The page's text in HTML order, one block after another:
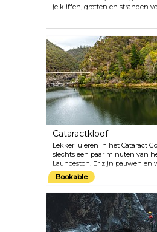
je kliffen, grotten en stranden
meerdaagse expeditie naar de
landschappen terwijl je ver van
paden van het moderne leven
Cataractkloof
Lekker luieren in het Cataract
slechts een paar minuten van
Launceston. Er zijn pauwen en
rotsklimmen en een zwembad
stadsspeeltuin. Volg een pad
uitkijkt op de South Esk River.
noordkant, bekend als de Cliff
Victoriaanse tuin met varens
Dwaal over de voetgangersbrug
met de stoeltjeslift over de rivier.
Bookable